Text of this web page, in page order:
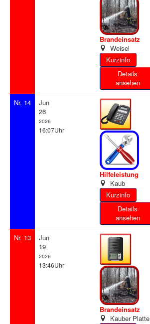
Brandeinsatz
Weisel
Details
ansehen
Nr. 14
Jun
26
2026
16:07Uhr
Hilfeleistung
Kaub
Details
ansehen
Nr. 13
Jun
19
2026
13:46Uhr
Brandeinsatz
Kauber Platte